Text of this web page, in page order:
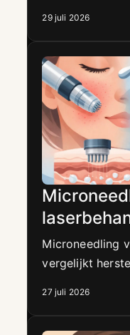
frisse
29 juli 2026
Microneedling
vergelijkt
27 juli 2026